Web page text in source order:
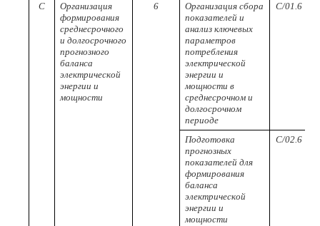
С
Организация
формирования
среднесрочного
и долгосрочного
прогнозного
баланса
электрической
энергии и
мощности
6
Организация сбора
показателей и
анализ ключевых
параметров
потребления
электрической
энергии и
мощности в
среднесрочном и
долгосрочном
периоде
C/01.6
Подготовка
прогнозных
показателей для
формирования
баланса
электрической
энергии и
мощности
C/02.6